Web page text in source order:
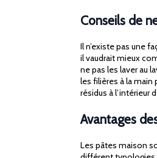
Conseils de
Il n’existe pas une
il vaudrait mieux
ne pas les laver au
les filières à la main
résidus à l’intérieur
Avantages
Les pâtes maison